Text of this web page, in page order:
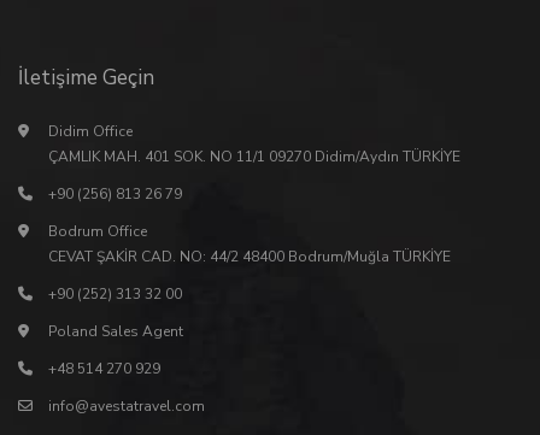
İletişime Geçin
Didim Office
ÇAMLIK MAH. 401 SOK. NO 11/1 09270 Didim/Aydın TÜRKİYE
+90 (256) 813 26 79
Bodrum Office
CEVAT ŞAKİR CAD. NO: 44/2 48400 Bodrum/Muğla TÜRKİYE
+90 (252) 313 32 00
Poland Sales Agent
+48 514 270 929
info@avestatravel.com